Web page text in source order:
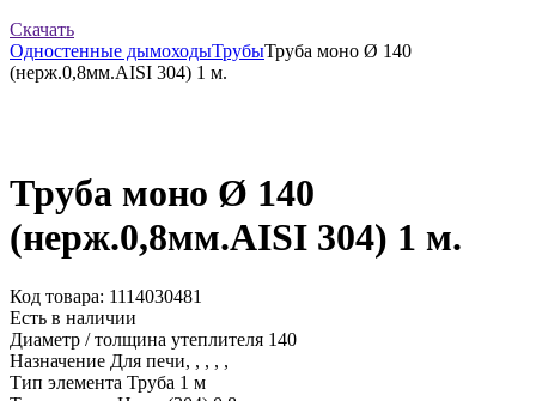
Скачать
Одностенные дымоходыТрубыТруба моно Ø 140
(нерж.0,8мм.AISI 304) 1 м.
Труба моно Ø 140
(нерж.0,8мм.AISI 304) 1 м.
Код товара: 1114030481
Есть в наличии
Диаметр / толщина утеплителя 140
Назначение Для печи, , , , ,
Тип элемента Труба 1 м